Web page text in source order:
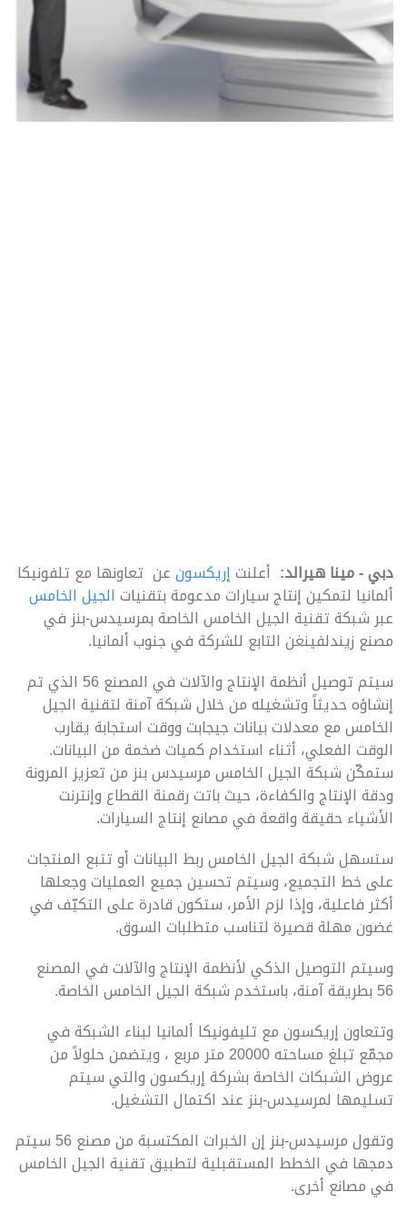
دبي - مينا هيرالد: أعلنتإريكسونعن تعاونها مع تلفونيكا
ألمانيا لتمكين إنتاج سيارات مدعومة بتقنياتالجيل الخامس
عبر شبكة تقنية الجيل الخامس الخاصة بمرسيدس-بنز في
مصنع زيندلفينغن التابع للشركة في جنوب ألمانيا.
سيتم توصيل أنظمة الإنتاج والآلات في المصنع 56 الذي تم
إنشاؤه حديثاً وتشغيله من خلال شبكة آمنة لتقنية الجيل
الخامس مع معدلات بيانات جيجابت ووقت استجابة يقارب
الوقت الفعلي، أثناء استخدام كميات ضخمة من البيانات.
ستمكّن شبكة الجيل الخامس مرسيدس بنز من تعزيز المرونة
ودقة الإنتاج والكفاءة، حيث باتت رقمنة القطاع وإنترنت
الأشياء حقيقة واقعة في مصانع إنتاج السيارات.
ستسهل شبكة الجيل الخامس ربط البيانات أو تتبع المنتجات
على خط التجميع، وسيتم تحسين جميع العمليات وجعلها
أكثر فاعلية، وإذا لزم الأمر، ستكون قادرة على التكيّف في
غضون مهلة قصيرة لتناسب متطلبات السوق.
وسيتم التوصيل الذكي لأنظمة الإنتاج والآلات في المصنع
56 بطريقة آمنة، باستخدم شبكة الجيل الخامس الخاصة.
وتتعاون إريكسون مع تليفونيكا ألمانيا لبناء الشبكة في
مجمّع تبلغ مساحته 20000 متر مربع ، ويتضمن حلولاً من
عروض الشبكات الخاصة بشركة إريكسون والتي سيتم
تسليمها لمرسيدس-بنز عند اكتمال التشغيل.
وتقول مرسيدس-بنز إن الخبرات المكتسبة من مصنع 56 سيتم
دمجها في الخطط المستقبلية لتطبيق تقنية الجيل الخامس
في مصانع أخرى.